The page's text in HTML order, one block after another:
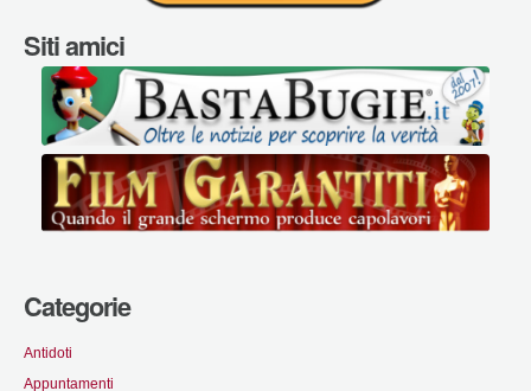
Siti amici
Categorie
Antidoti
Appuntamenti